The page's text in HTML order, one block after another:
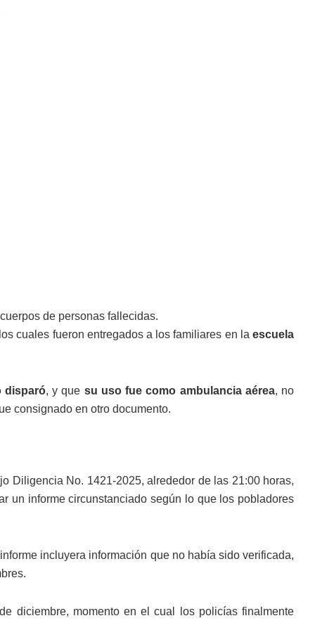
de personas fallecidas.
cuales fueron entregados a los familiares en laescuela
disparó, y que su uso fue como ambulancia aérea, no
consignado en otro documento.
Diligencia No. 1421-2025, alrededor de las 21:00 horas,
un informe circunstanciado según lo que los pobladores
incluyera información que no había sido verificada,
diciembre, momento en el cual los policías finalmente